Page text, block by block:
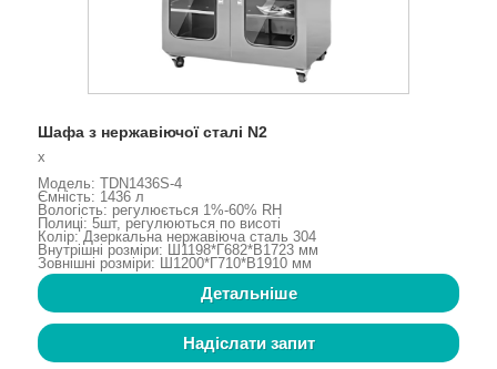
Шафа з нержавіючої сталі N2
x
Модель: TDN1436S-4
Ємність: 1436 л
Вологість: регулюється 1%-60% RH
Полиці: 5шт, регулюються по висоті
Колір: Дзеркальна нержавіюча сталь 304
Внутрішні розміри: Ш1198*Г682*В1723 мм
Зовнішні розміри: Ш1200*Г710*В1910 мм
Детальніше
Надіслати запит